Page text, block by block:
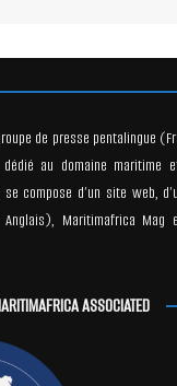
de presse pentalingue
au domaine maritime
compose d’un site web,
Maritimafrica Mag
ASSOCIATED